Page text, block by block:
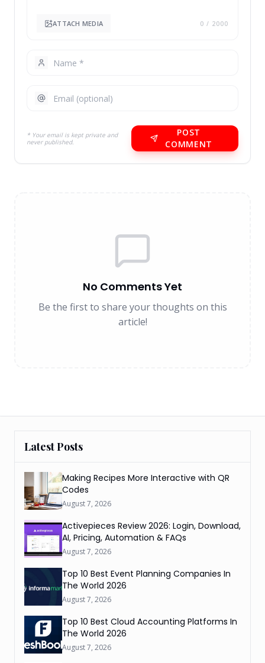
ATTACH MEDIA 0 / 2000
* Your email is kept private and
never published.
POST
COMMENT
No Comments Yet
Be the first to share your thoughts on this
article!
Latest Posts
Making Recipes More Interactive with QR
Codes
August 7, 2026
Activepieces Review 2026: Login, Download,
AI, Pricing, Automation & FAQs
August 7, 2026
Top 10 Best Event Planning Companies In
The World 2026
August 7, 2026
Top 10 Best Cloud Accounting Platforms In
The World 2026
August 7, 2026